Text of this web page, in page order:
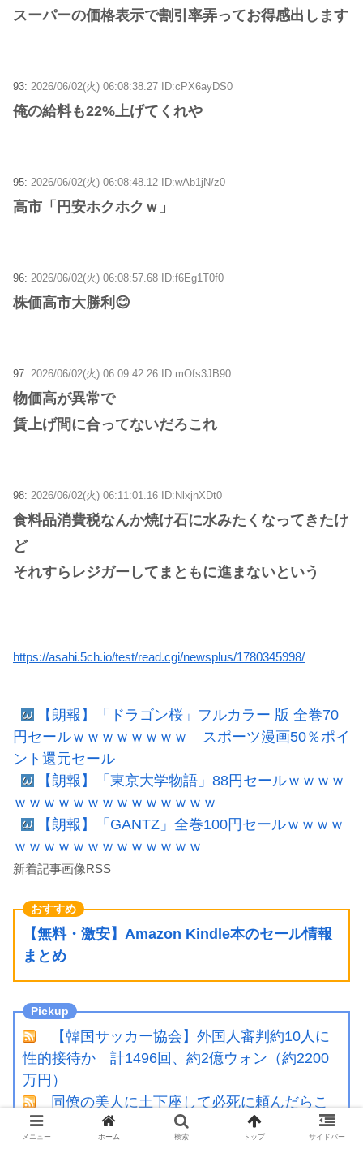
スーパーの価格表示で割引率弄ってお得感出します
93: 2026/06/02(火) 06:08:38.27 ID:cPX6ayDS0
俺の給料も22%上げてくれや
95: 2026/06/02(火) 06:08:48.12 ID:wAb1jN/z0
高市「円安ホクホクｗ」
96: 2026/06/02(火) 06:08:57.68 ID:f6Eg1T0f0
株価高市大勝利😊
97: 2026/06/02(火) 06:09:42.26 ID:mOfs3JB90
物価高が異常で
賃上げ間に合ってないだろこれ
98: 2026/06/02(火) 06:11:01.16 ID:NlxjnXDt0
食料品消費税なんか焼け石に水みたくなってきたけ
ど
それすらレジガーしてまともに進まないという
https://asahi.5ch.io/test/read.cgi/newsplus/1780345998/
【朗報】「ドラゴン桜」フルカラー 版 全巻70
円セールｗｗｗｗｗｗｗｗ スポーツ漫画50％ポイ
ント還元セール
【朗報】「東京大学物語」88円セールｗｗｗｗ
ｗｗｗｗｗｗｗｗｗｗｗｗｗｗ
【朗報】「GANTZ」全巻100円セールｗｗｗｗ
ｗｗｗｗｗｗｗｗｗｗｗｗｗ
新着記事画像RSS
【無料・激安】Amazon Kindle本のセール情報
まとめ
【韓国サッカー協会】外国人審判約10人に
性的接待か 計1496回、約2億ウォン（約2200
万円）
同僚の美人に土下座して必死に頼んだらこ
うなるwww
【画像】JKさん、とんでもない格好でファ
メニュー ホーム 検索 トップ サイドバー